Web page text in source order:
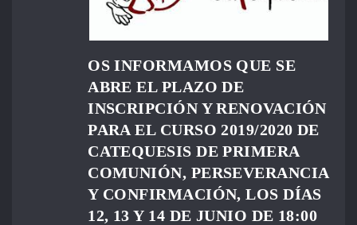
OS INFORMAMOS QUE SE
ABRE EL PLAZO DE
INSCRIPCIÓN Y RENOVACIÓN
PARA EL CURSO 2019/2020 DE
CATEQUESIS DE PRIMERA
COMUNIÓN, PERSEVERANCIA
Y CONFIRMACIÓN, LOS DÍAS
12, 13 Y 14 DE JUNIO DE 18:00